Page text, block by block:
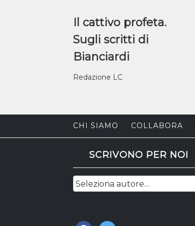
Il cattivo profeta.
Sugli scritti di
Bianciardi
Redazione LC
CHI SIAMO COLLABORA
SCRIVONO PER NOI